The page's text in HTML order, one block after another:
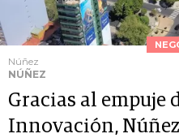
Núñez
NÚÑEZ
Gracias al empuje
Innovación,